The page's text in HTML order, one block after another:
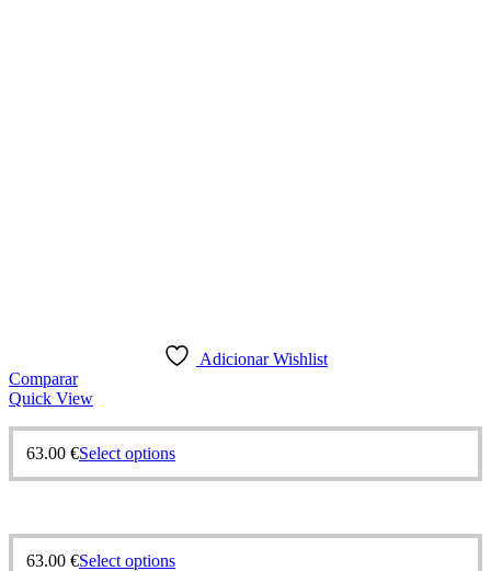
Adicionar Wishlist
Comparar
Quick View
63.00 €Select options
63.00 €Select options